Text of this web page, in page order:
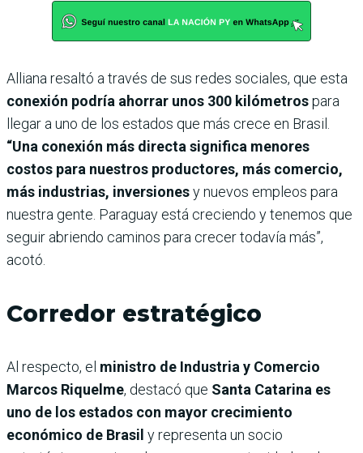
Alliana resaltó a través de sus redes sociales, que esta
conexión podría ahorrar unos 300 kilómetrospara
llegar a uno de los estados que más crece en Brasil.
“Una conexión más directa significa menores
costos para nuestros productores, más comercio,
más industrias, inversionesy nuevos empleos para
nuestra gente. Paraguay está creciendo y tenemos que
seguir abriendo caminos para crecer todavía más”,
acotó.
Corredor estratégico
Al respecto, el ministro de Industria y Comercio
Marcos Riquelme, destacó que Santa Catarina es
uno de los estados con mayor crecimiento
económico de Brasil y representa un socio